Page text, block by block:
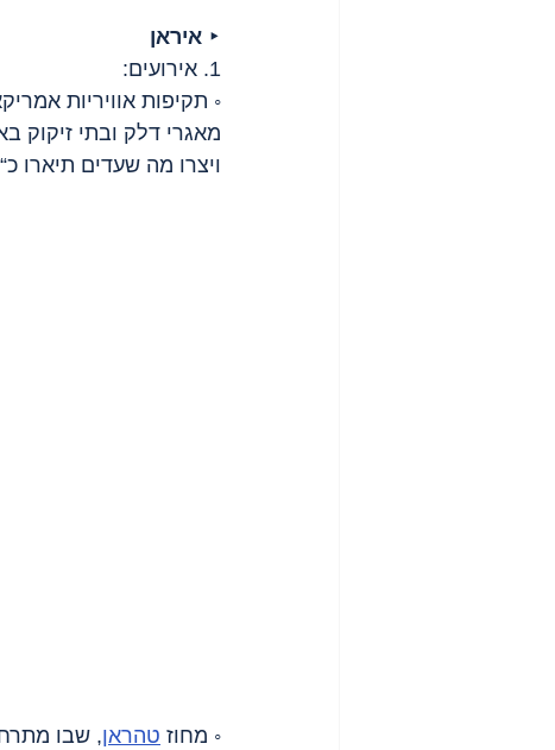
‣ איראן
1. אירועים:
◦ תקיפות אוויריות
מאגרי דלק ובתי זיקוק
ויצרו מה שעדים תיארו
◦ מחוז טהראן